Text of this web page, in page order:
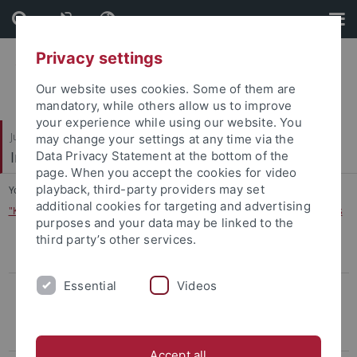
Skip
to
content
Skip
to
footer
Juristische Fakultät
Institut für Kriminologie
You are here: Startseite
...
"Kann denn Spielen Sünde sein?“ Multidisziplinäre Aspekte des Glücksspiels
Berichte
Videoüberwachung im öffentlichen Raum
Privacy settings
Our website uses cookies. Some of them are
mandatory, while others allow us to improve
your experience while using our website. You
may change your settings at any time via the
Data Privacy Statement at the bottom of the
page. When you accept the cookies for video
playback, third-party providers may set
additional cookies for targeting and advertising
purposes and your data may be linked to the
third party’s other services.
Essential Videos